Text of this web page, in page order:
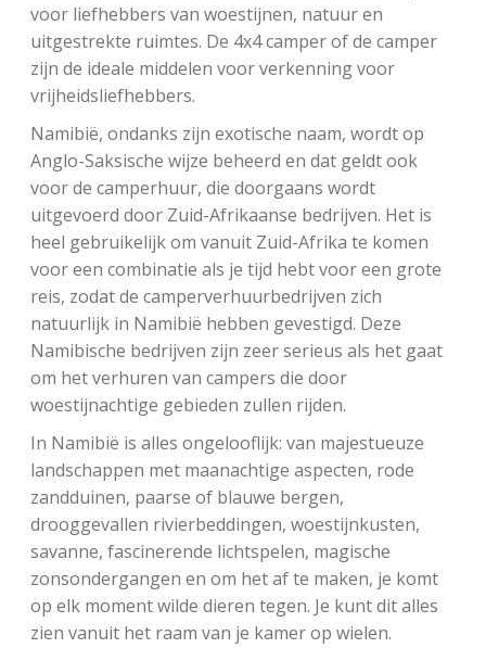
voor liefhebbers van woestijnen, natuur en
uitgestrekte ruimtes. De 4x4 camper of de camper
zijn de ideale middelen voor verkenning voor
vrijheidsliefhebbers.
Namibië, ondanks zijn exotische naam, wordt op
Anglo-Saksische wijze beheerd en dat geldt ook
voor de camperhuur, die doorgaans wordt
uitgevoerd door Zuid-Afrikaanse bedrijven. Het is
heel gebruikelijk om vanuit Zuid-Afrika te komen
voor een combinatie als je tijd hebt voor een grote
reis, zodat de camperverhuurbedrijven zich
natuurlijk in Namibië hebben gevestigd. Deze
Namibische bedrijven zijn zeer serieus als het gaat
om het verhuren van campers die door
woestijnachtige gebieden zullen rijden.
In Namibië is alles ongelooflijk: van majestueuze
landschappen met maanachtige aspecten, rode
zandduinen, paarse of blauwe bergen,
drooggevallen rivierbeddingen, woestijnkusten,
savanne, fascinerende lichtspelen, magische
zonsondergangen en om het af te maken, je komt
op elk moment wilde dieren tegen. Je kunt dit alles
zien vanuit het raam van je kamer op wielen.